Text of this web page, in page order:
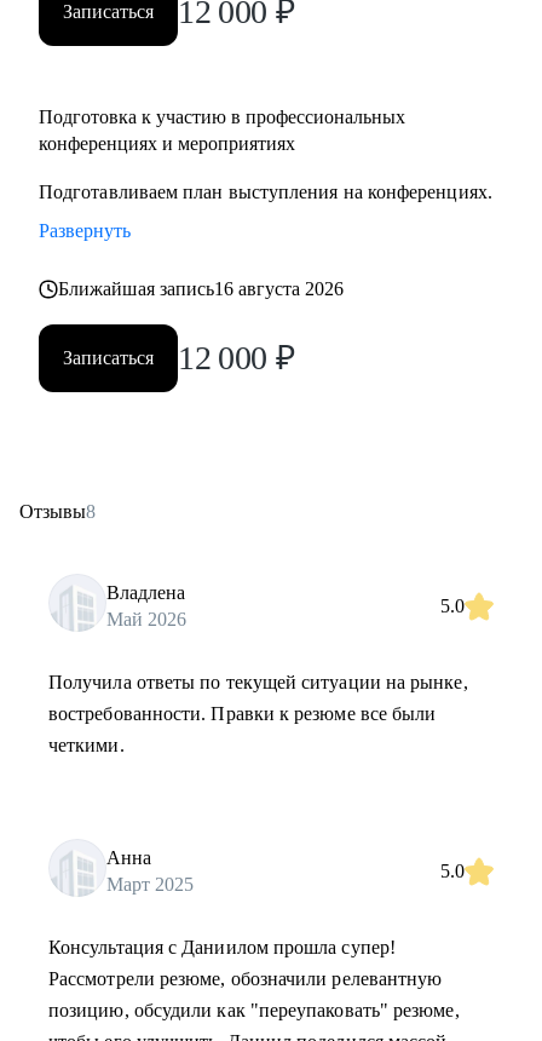
Записаться 12 000 ₽
Подготовка к участию в профессиональных
конференциях и мероприятиях
Подготавливаем план выступления на конференциях.
Развернуть
Ближайшая запись16 августа 2026
Записаться 12 000 ₽
Отзывы8
Владлена
Май 2026
5.0
Получила ответы по текущей ситуации на рынке,
востребованности. Правки к резюме все были
четкими.
Анна
Март 2025
5.0
Консультация с Даниилом прошла супер!
Рассмотрели резюме, обозначили релевантную
позицию, обсудили как "переупаковать" резюме,